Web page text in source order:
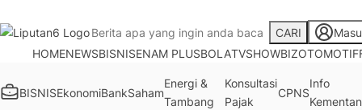
CARI
HOMENEWSBISNISENAM PLUSBOLATVSHOWBIZOTOMOTIF
BISNISEkonomiBankSaham
Energi &
Tambang
Konsultasi
Pajak
CPNS
Info
Kementan